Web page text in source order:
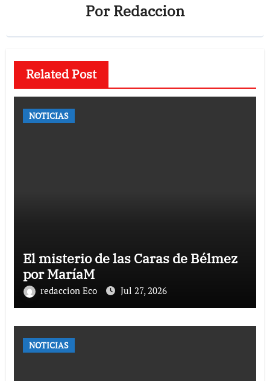
PorRedaccion
Related Post
NOTICIAS
El misterio de las Caras de Bélmez
por MaríaM
redaccion Eco Jul 27, 2026
NOTICIAS